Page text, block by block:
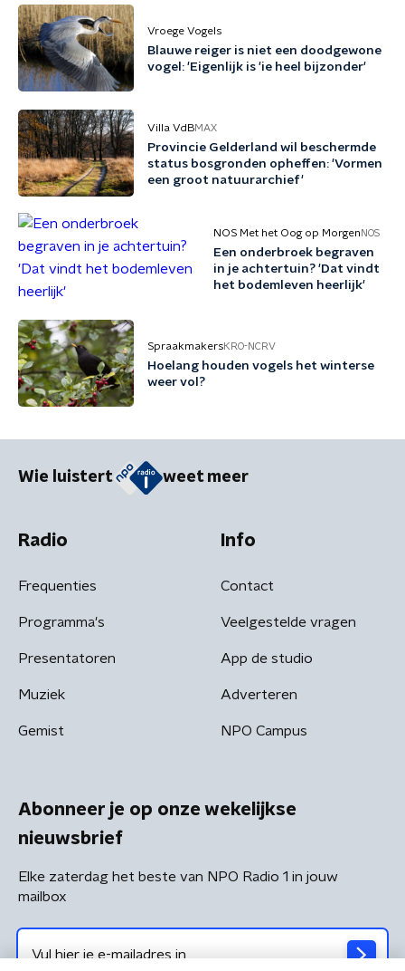
Vroege Vogels
Blauwe reiger is niet een doodgewone
vogel: 'Eigenlijk is 'ie heel bijzonder'
Villa VdBMAX
Provincie Gelderland wil beschermde
status bosgronden opheffen: 'Vormen
een groot natuurarchief'
NOS Met het Oog op Morgen NOS
Een onderbroek begraven
in je achtertuin? 'Dat vindt
het bodemleven heerlijk'
SpraakmakersKRO-NCRV
Hoelang houden vogels het winterse
weer vol?
Wie luistert weet meer
Radio
Frequenties
Programma's
Presentatoren
Muziek
Gemist
Info
Contact
Veelgestelde vragen
App de studio
Adverteren
NPO Campus
Abonneer je op onze wekelijkse
nieuwsbrief
Elke zaterdag het beste van NPO Radio 1 in jouw
mailbox